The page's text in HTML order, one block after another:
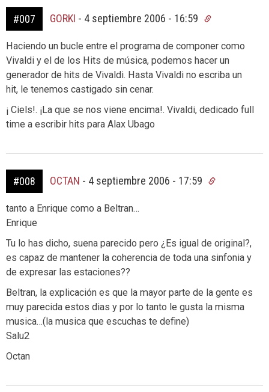
#007 GORKI - 4 septiembre 2006 - 16:59
Haciendo un bucle entre el programa de componer como
Vivaldi y el de los Hits de música, podemos hacer un
generador de hits de Vivaldi. Hasta Vivaldi no escriba un
hit, le tenemos castigado sin cenar.
¡ Ciels!. ¡La que se nos viene encima!. Vivaldi, dedicado full
time a escribir hits para Alax Ubago
#008 OCTAN - 4 septiembre 2006 - 17:59
tanto a Enrique como a Beltran…
Enrique
Tu lo has dicho, suena parecido pero ¿Es igual de original?,
es capaz de mantener la coherencia de toda una sinfonia y
de expresar las estaciones??
Beltran, la explicación es que la mayor parte de la gente es
muy parecida estos dias y por lo tanto le gusta la misma
musica…(la musica que escuchas te define)
Salu2
Octan